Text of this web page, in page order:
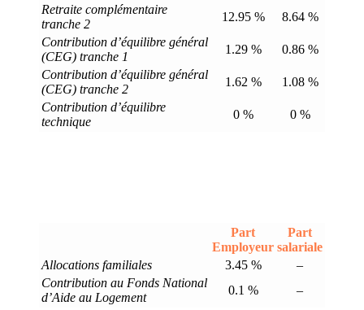
Retraite complémentaire
tranche 2
12.95 %
8.64 %
Contribution d’équilibre général
(CEG) tranche 1
1.29 %
0.86 %
Contribution d’équilibre général
(CEG) tranche 2
1.62 %
1.08 %
Contribution d’équilibre
technique
0 % 0 %
Part
Employeur
Part
salariale
Allocations familiales
3.45 %
–
Contribution au Fonds National
d’Aide au Logement
0.1 % –